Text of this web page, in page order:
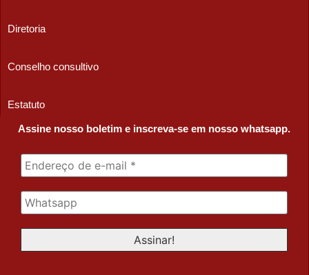
Diretoria
Conselho consultivo
Estatuto
Assine nosso boletim e inscreva-se em nosso whatsapp.